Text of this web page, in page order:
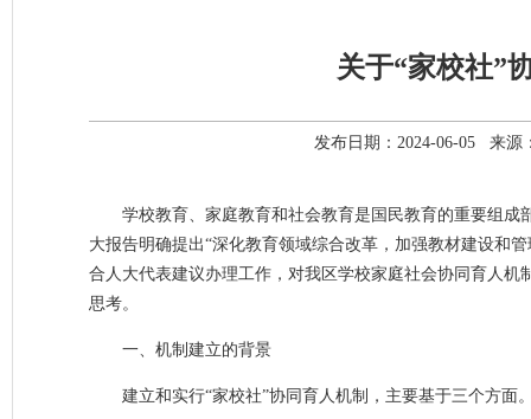
关于“家校社”
发布日期：2024-06-05 来源
学校教育、家庭教育和社会教育是国民教育的重要组
大报告明确提出“深化教育领域综合改革，加强教材建设和
合人大代表建议办理工作，对我区学校家庭社会协同育人
思考。
一、机制建立的背景
建立和实行“家校社”协同育人机制，主要基于三个方面